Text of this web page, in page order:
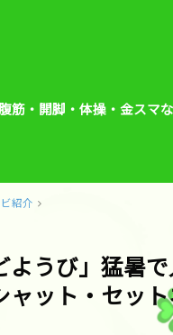
腹筋・開脚・体操・金スマ
紹介
ようび」猛暑
ャット・セット